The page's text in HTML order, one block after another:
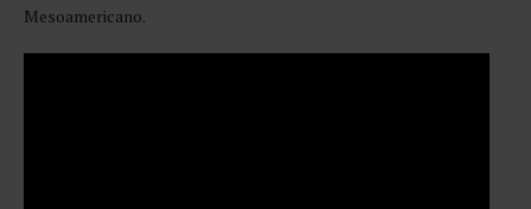
Mesoamericano.